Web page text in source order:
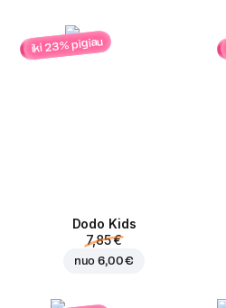
iki 23% pigiau
Dodo Kids
7,85 €
nuo6,00 €